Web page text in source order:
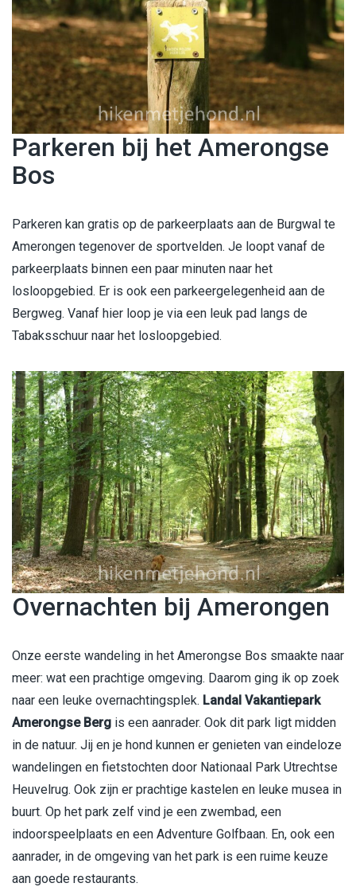
Parkeren bij het Amerongse
Bos
Parkeren kan gratis op de parkeerplaats aan de Burgwal te
Amerongen tegenover de sportvelden. Je loopt vanaf de
parkeerplaats binnen een paar minuten naar het
losloopgebied. Er is ook een parkeergelegenheid aan de
Bergweg. Vanaf hier loop je via een leuk pad langs de
Tabaksschuur naar het losloopgebied.
Overnachten bij Amerongen
Onze eerste wandeling in het Amerongse Bos smaakte naar
meer: wat een prachtige omgeving. Daarom ging ik op zoek
naar een leuke overnachtingsplek. Landal Vakantiepark
Amerongse Berg is een aanrader. Ook dit park ligt midden
in de natuur. Jij en je hond kunnen er genieten van eindeloze
wandelingen en fietstochten door Nationaal Park Utrechtse
Heuvelrug. Ook zijn er prachtige kastelen en leuke musea in
buurt. Op het park zelf vind je een zwembad, een
indoorspeelplaats en een Adventure Golfbaan. En, ook een
aanrader, in de omgeving van het park is een ruime keuze
aan goede restaurants.